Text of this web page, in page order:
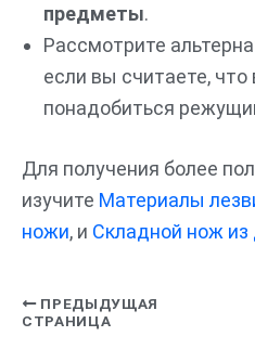
предметы.
Рассмотрите
если вы считаете,
понадобиться
Для получения более
изучите Материалы
ножи, и Складной нож из
ПРЕДЫДУЩАЯ
СТРАНИЦА